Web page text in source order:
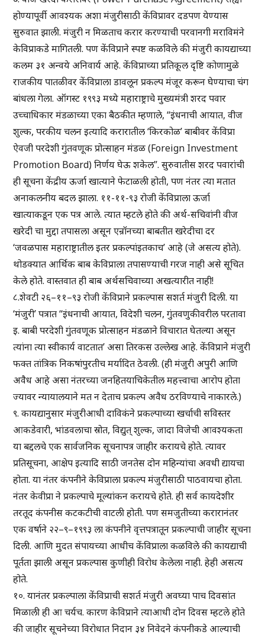
होण्यापूर्वी आवश्यक अशा मंजुरीसाठी केंविप्रावर दडपण येण्यास
सुरुवात झाली. मंजुरी न मिळताच करार करण्याची परवानगी मराविमंने
केविप्राकडे मागितली. पण केंविप्राने स्पष्ट कळविले की मंजुरी कायद्याच्या
कलम ३१ अन्वये अनिवार्य आहे. केंविप्राच्या प्रतिकूल दृष्टि कोणामुळे
राजकीय पातळीवर केंविप्राला डावलून प्रकल्प मंजूर करून घेण्याचा चंग
बांधला गेला. ऑगस्ट १९९३ मध्ये महाराष्ट्राचे मुख्यमंत्री शरद पवार
उच्चाधिकार मंडळाच्या एका बैठकीत म्हणाले, “इंधनाची आयात, वीज
शुल्क, परकीय चलन इत्यादि करारातील ‘किरकोळ’ बाबीवर केंविप्रा
ऐवजी परदेशी गुंतवणूक प्रोत्साहन मंडळ (Foreign Investment
Promotion Board) निर्णय घेऊ शकेल”. सुरुवातीस शरद पवारांची
ही सूचना केंद्रीय ऊर्जा खात्याने फेटाळली होती, पण नंतर त्या मतात
अनाकलनीय बदल झाला. ११-११-९३ रोजी केंविप्राला ऊर्जा
खात्याकडून एक पत्र आले. त्यात म्हटले होते की अर्थ-सचिवांनी वीज
खरेदी चा मुद्दा तपासला असून एन्रॉनच्या बाबतीत खरेदीचा दर
‘जवळपास महाराष्ट्रातील इतर प्रकल्पांइतकाच’ आहे (जे असत्य होते).
थोडक्यात आर्थिक बाब केविप्राला तपासण्याची गरज नाही असे सूचित
केले होते. वास्तवात ही बाब अर्थसचिवाच्या अखत्यारीत नाही!
८.शेवटी २६–११–९३ रोजी केंविप्राने प्रकल्पास सशर्त मंजुरी दिली. या
‘मंजुरी’ पत्रात “इंधनाची आयात, विदेशी चलन, गुंतवणुकीवरील परतावा
इ. बाबी परदेशी गुंतवणूक प्रोत्साहन मंडळाने विचारात घेतल्या असून
त्यांना त्या स्वीकार्य वाटतात’ असा तिरकस उल्लेख आहे. केंविप्राने मंजुरी
फक्त तांत्रिक निकषांपुरतीच मर्यादित ठेवली. (ही मंजुरी अपुरी आणि
अवैध आहे असा नंतरच्या जनहितयाचिकेतील महत्त्वाचा आरोप होता
ज्यावर न्यायालयाने मत न देताच प्रकल्प अवैध ठरविण्याचे नाकारले.)
९. कायद्यानुसार मंजुरीआधी दाविकंने प्रकल्पाच्या खर्चाची सविस्तर
आकडेवारी, भांडवलाचा स्रोत, विद्युत् शुल्क, जादा विजेची आवश्यकता
या बद्दलचे एक सार्वजनिक सूचनापत्र जाहीर करायचे होते. त्यावर
प्रतिसूचना, आक्षेप इत्यादि साठी जनतेस दोन महिन्यांचा अवधी द्यायचा
होता. या नंतर कंपनीने केविप्राला प्रकल्प मंजुरीसाठी पाठवायचा होता.
नंतर केवीप्रा ने प्रकल्पाचे मूल्यांकन करायचे होते. ही सर्व कायदेशीर
तरतूद कंपनीस कटकटीची वाटली होती. पण समजुतीच्या करारानंतर
एक वर्षाने २२–९–१९९३ ला कंपनीने वृत्तपत्रातून प्रकल्पाची जाहीर सूचना
दिली. आणि मुदत संपायच्या आधीच केंविप्राला कळविले की कायद्याची
पूर्तता झाली असून प्रकल्पास कुणीही विरोध केलेला नाही. हेही असत्य
होते.
१०. यानंतर प्रकल्पाला केंविप्राची सशर्त मंजुरी अवघ्या पाच दिवसांत
मिळाली ही आ चर्यच. कारण केविप्राने त्याआधी दोन दिवस म्हटले होते
की जाहीर सूचनेच्या विरोधात निदान ३४ निवेदने कंपनीकडे आल्याची